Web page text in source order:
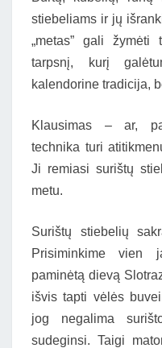
stiebeliams ir jų
„metas” gali
tarpsnį, kurį
kalendorine tradicija,
Klausimas – ar,
technika turi
Ji remiasi surištų
metu.
Surištų stiebelių
Prisiminkime vien
paminėtą dievą
išvis tapti vėlės
jog negalima
sudeginsi. Taigi